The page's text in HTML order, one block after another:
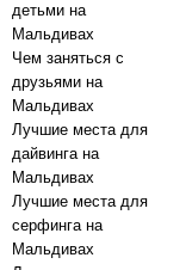
детьми на
Мальдивах
Чем заняться с
друзьями на
Мальдивах
Лучшие места для
дайвинга на
Мальдивах
Лучшие места для
серфинга на
Мальдивах